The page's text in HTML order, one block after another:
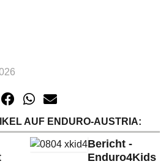
AUF ENDURO-AUSTRIA:
Bericht -
Enduro4Kids